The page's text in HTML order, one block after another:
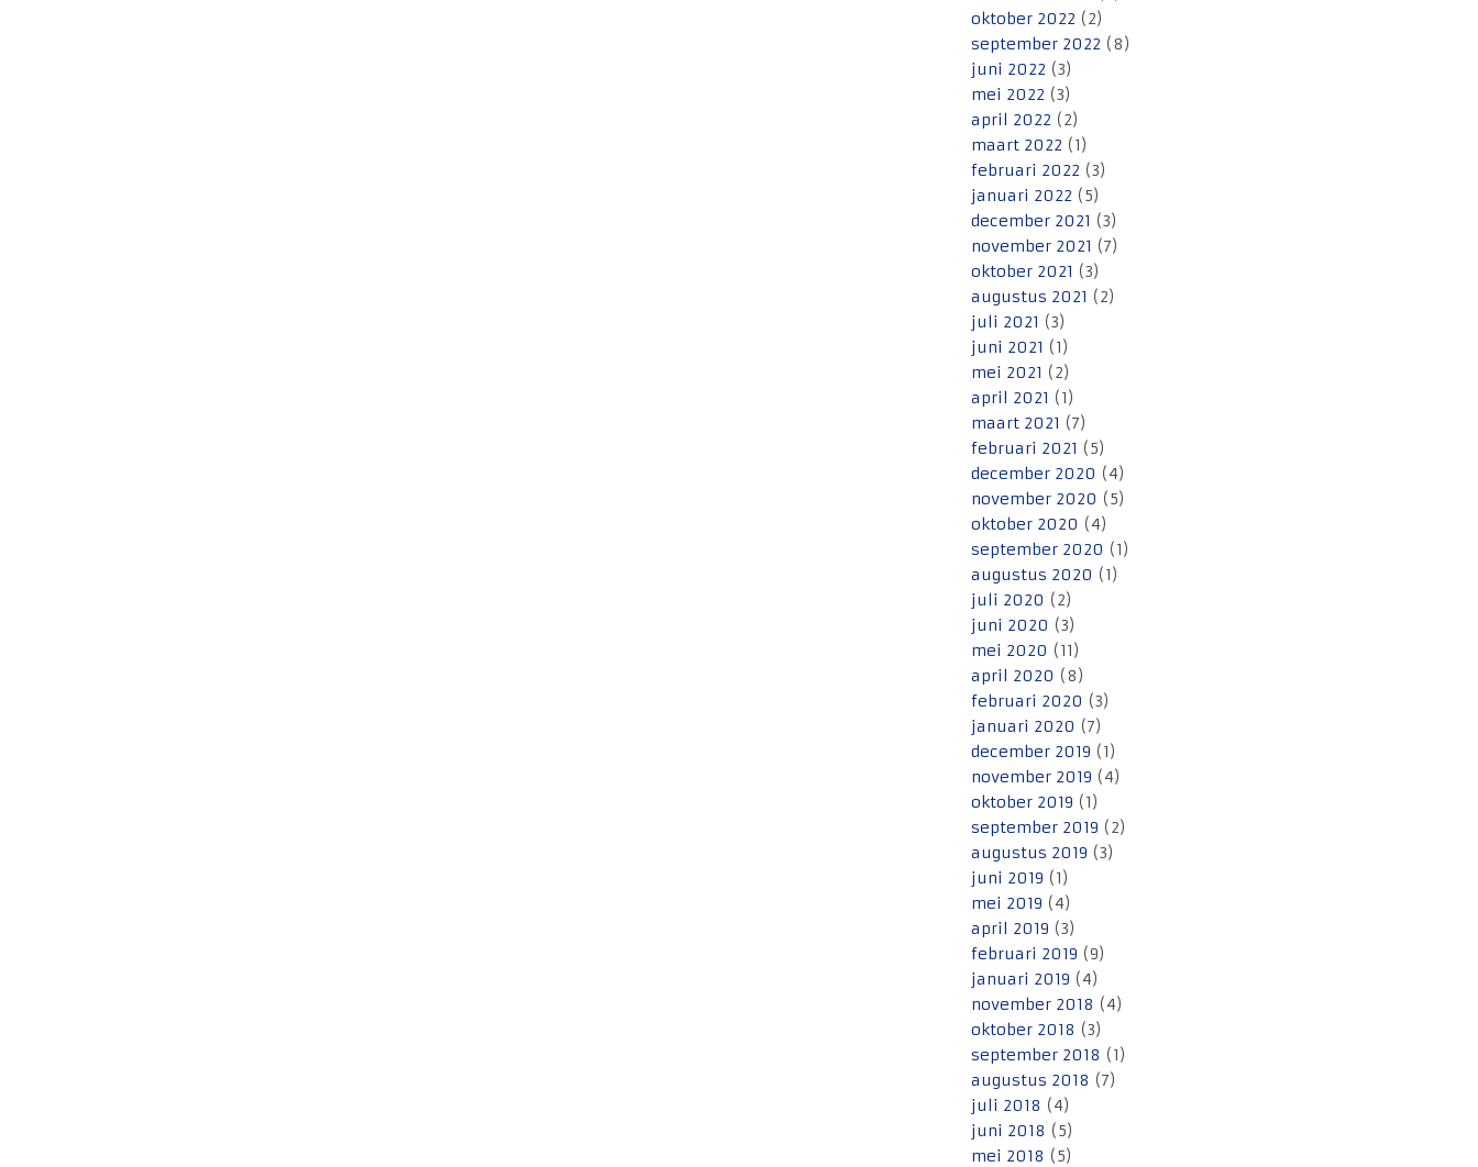
oktober 2022 (2)
september 2022 (8)
juni 2022 (3)
mei 2022 (3)
april 2022 (2)
maart 2022 (1)
februari 2022 (3)
januari 2022 (5)
december 2021 (3)
november 2021 (7)
oktober 2021 (3)
augustus 2021 (2)
juli 2021 (3)
juni 2021 (1)
mei 2021 (2)
april 2021 (1)
maart 2021 (7)
februari 2021 (5)
december 2020 (4)
november 2020 (5)
oktober 2020 (4)
september 2020 (1)
augustus 2020 (1)
juli 2020 (2)
juni 2020 (3)
mei 2020 (11)
april 2020 (8)
februari 2020 (3)
januari 2020 (7)
december 2019 (1)
november 2019 (4)
oktober 2019 (1)
september 2019 (2)
augustus 2019 (3)
juni 2019 (1)
mei 2019 (4)
april 2019 (3)
februari 2019 (9)
januari 2019 (4)
november 2018 (4)
oktober 2018 (3)
september 2018 (1)
augustus 2018 (7)
juli 2018 (4)
juni 2018 (5)
mei 2018 (5)